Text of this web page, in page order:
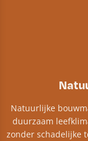
Natuurlijke
duurzaam
zonder schadelijke